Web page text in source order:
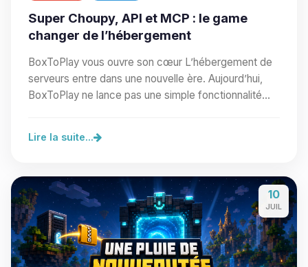
Super Choupy, API et MCP : le game
changer de l’hébergement
BoxToPlay vous ouvre son cœur L’hébergement de
serveurs entre dans une nouvelle ère. Aujourd’hui,
BoxToPlay ne lance pas une simple fonctionnalité
Lire la suite...
10
JUIL